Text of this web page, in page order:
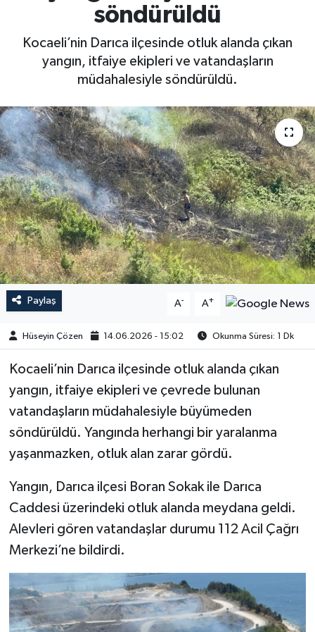
söndürüldü
Kocaeli’nin Darıca ilçesinde otluk alanda çıkan
yangın, itfaiye ekipleri ve vatandaşların
müdahalesiyle söndürüldü.
Paylaş A- A+
Hüseyin Çözen 14.06.2026 - 15:02 Okunma Süresi: 1 Dk
Kocaeli’nin Darıca ilçesinde otluk alanda çıkan
yangın, itfaiye ekipleri ve çevrede bulunan
vatandaşların müdahalesiyle büyümeden
söndürüldü. Yangında herhangi bir yaralanma
yaşanmazken, otluk alan zarar gördü.
Yangın, Darıca ilçesi Boran Sokak ile Darıca
Caddesi üzerindeki otluk alanda meydana geldi.
Alevleri gören vatandaşlar durumu 112 Acil Çağrı
Merkezi’ne bildirdi.